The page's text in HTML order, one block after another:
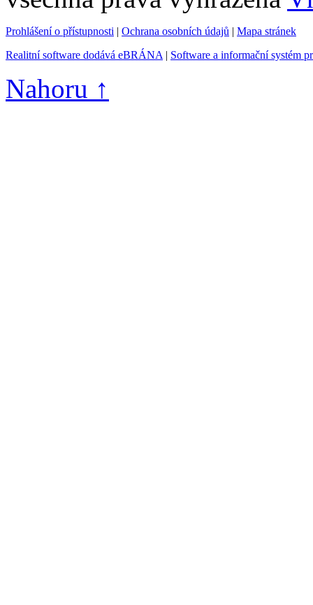
Prohlášení o přístupnosti | Ochrana osobních údajů | Mapa stránek
Realitní software dodává eBRÁNA | Software a informační systém
Nahoru ↑